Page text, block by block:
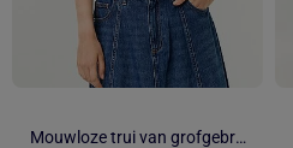
Mouwloze trui van grofgebreide stof